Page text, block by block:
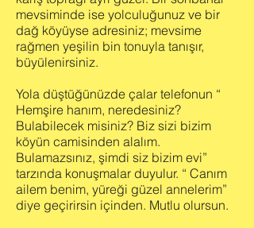
mevsiminde ise yolculuğunuz ve bir
dağ köyüyse adresiniz; mevsime
rağmen yeşilin bin tonuyla tanışır,
büyülenirsiniz.
Yola düştüğünüzde çalar telefonun “
Hemşire hanım, neredesiniz?
Bulabilecek misiniz? Biz sizi bizim
köyün camisinden alalım.
Bulamazsınız, şimdi siz bizim evi”
tarzında konuşmalar duyulur. “ Canım
ailem benim, yüreği güzel annelerim”
diye geçirirsin içinden. Mutlu olursun.